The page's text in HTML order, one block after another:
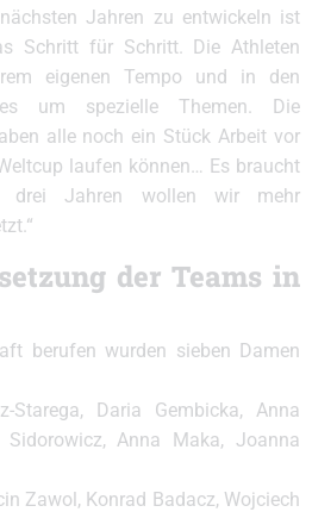
Jahren zu entwickeln ist
Schritt für Schritt. Die Athleten
eigenen Tempo und in den
um spezielle Themen. Die
alle noch ein Stück Arbeit vor
laufen können… Es braucht
drei Jahren wollen wir mehr
der Teams in
berufen wurden sieben Damen
Starega, Daria Gembicka, Anna
Sidorowicz, Anna Maka, Joanna
Zawol, Konrad Badacz, Wojciech